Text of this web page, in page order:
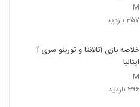
M
۳۵۷ بازدید
خلاصه بازی آتالانتا و تورینو سری آ
ایتالیا
M
۳۹۶ بازدید